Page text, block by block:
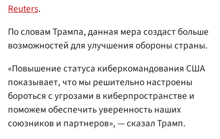
Reuters.
По словам Трампа, данная мера создаст больше
возможностей для улучшения обороны страны.
«Повышение статуса киберкомандования США
показывает, что мы решительно настроены
бороться с угрозами в киберпространстве и
поможем обеспечить уверенность наших
союзников и партнеров», — сказал Трамп.